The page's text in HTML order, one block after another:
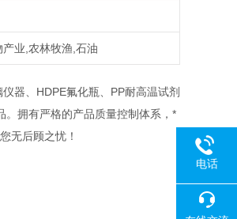
业,农林牧渔,石油
器、HDPE氟化瓶、PP耐高温试剂
。拥有严格的产品质量控制体系，*
无后顾之忧！
电话